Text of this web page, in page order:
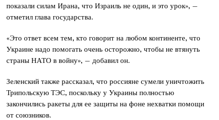
показали силам Ирана, что Израиль не один, и это урок», –
отметил глава государства.
«Это ответ всем тем, кто говорит на любом континенте, что
Украине надо помогать очень осторожно, чтобы не втянуть
страны НАТО в войну», – добавил он.
Зеленский также рассказал, что россияне сумели уничтожить
Трипольскую ТЭС, поскольку у Украины полностью
закончились ракеты для ее защиты на фоне нехватки помощи
от союзников.